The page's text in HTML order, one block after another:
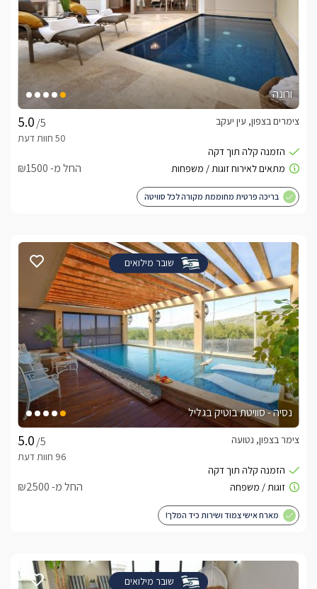
ורונה
/5
צימרים בצפון, עין יעקב
החל מ- ₪1500
בריכה פרטית מחוממת מקורה לכל סוויטה
שובר מילואים
נסיה - סוויטת בוטיק בגליל
/5
צימר בצפון, נטועה
החל מ- ₪2500
מארח אישי צמוד ושירות כיד המלך!
שובר מילואים